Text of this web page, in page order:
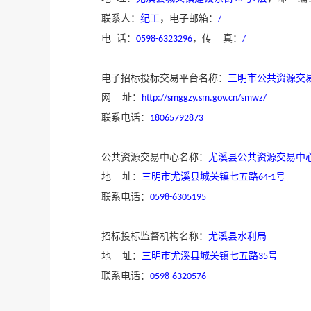
联系人： 纪工 ，电子邮箱： /
电 话： 0598-6323296，传 真： /
电子招标投标交易平台名称： 三明市公共资源交
网
址： http://smggzy.sm.gov.cn/smwz/
联系电话： 18065792873
公共资源交易中心名称： 尤溪县公共资源交易中
地
址： 三明市尤溪县城关镇七五路64-1号
联系电话： 0598-6305195
招标投标监督机构名称： 尤溪县水利局
地
址： 三明市尤溪县城关镇七五路35号
联系电话： 0598-6320576